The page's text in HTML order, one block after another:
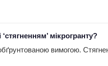
мікрогранту?
вимогою.